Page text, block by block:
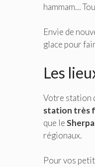
hammam…
Envie de
glace pour
Les
Votre station
station très
que leSherpa
régionaux.
Pour vos